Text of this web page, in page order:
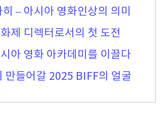
– 아시아 영화인상의 의미
제 디렉터로서의 첫 도전
아 영화 아카데미를 이끌다
만들어갈 2025 BIFF의 얼굴